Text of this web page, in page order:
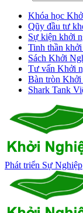
Khóa học
Qũy đầu tư
Sự kiện khởi
Tinh thần
Sách Khởi
Tư vấn Khởi
Bàn tròn Khởi
Shark Tank
Phát triển Sự Nghiệp